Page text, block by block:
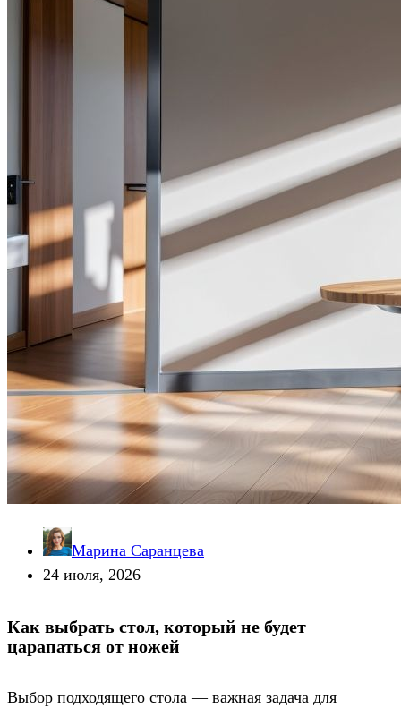
Марина Саранцева
24 июля, 2026
Как выбрать стол, который не будет
царапаться от ножей
Выбор подходящего стола — важная задача для